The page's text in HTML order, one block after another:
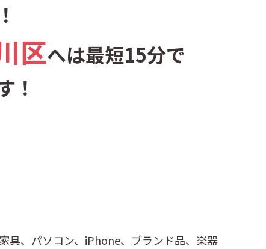
区へは最短15分で
！
具、パソコン、iPhone、ブランド品、楽器